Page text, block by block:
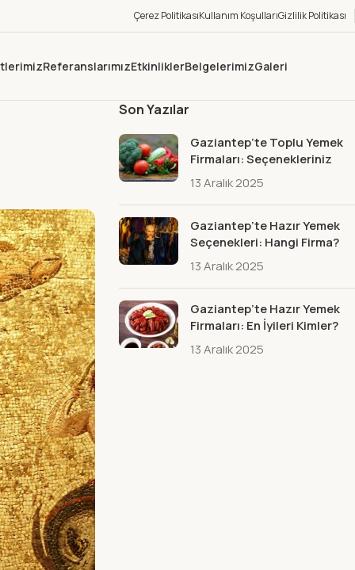
Çerez PolitikasıKullanım KoşullarıGizlilik Politikası
ReferanslarımızEtkinliklerBelgelerimizGaleri
Son Yazılar
Gaziantep’te Toplu Yemek
Firmaları: Seçenekleriniz
13 Aralık 2025
Gaziantep’te Hazır Yemek
Seçenekleri: Hangi Firma?
13 Aralık 2025
Gaziantep’te Hazır Yemek
Firmaları: En İyileri Kimler?
13 Aralık 2025